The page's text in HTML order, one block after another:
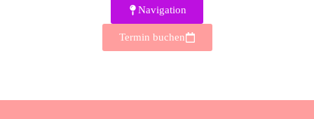
Navigation
Termin buchen